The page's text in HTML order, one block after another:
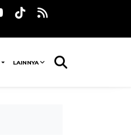
LAINNYA